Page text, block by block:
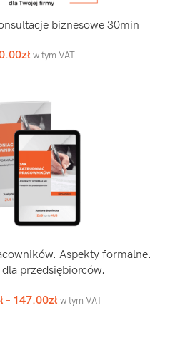
biznesowe 30min
zł w tym VAT
Aspekty formalne.
przedsiębiorców.
– 147.00zł w tym VAT